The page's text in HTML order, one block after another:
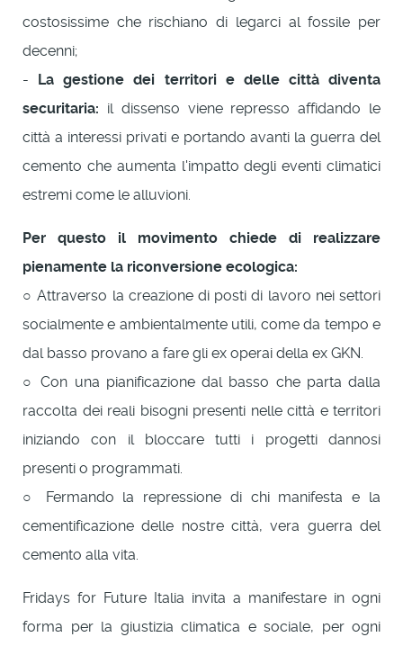
costosissime che rischiano di legarci al fossile per
decenni;
- La gestione dei territori e delle città diventa
securitaria: il dissenso viene represso affidando le
città a interessi privati e portando avanti la guerra del
cemento che aumenta l'impatto degli eventi climatici
estremi come le alluvioni.
Per questo il movimento chiede di realizzare
pienamente la riconversione ecologica:
○ Attraverso la creazione di posti di lavoro nei settori
socialmente e ambientalmente utili, come da tempo e
dal basso provano a fare gli ex operai della ex GKN.
○ Con una pianificazione dal basso che parta dalla
raccolta dei reali bisogni presenti nelle città e territori
iniziando con il bloccare tutti i progetti dannosi
presenti o programmati.
○ Fermando la repressione di chi manifesta e la
cementificazione delle nostre città, vera guerra del
cemento alla vita.
Fridays for Future Italia invita a manifestare in ogni
forma per la giustizia climatica e sociale, per ogni